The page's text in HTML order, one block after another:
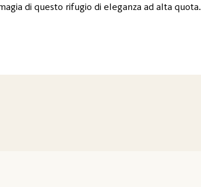
di questo rifugio di eleganza ad alta quota.